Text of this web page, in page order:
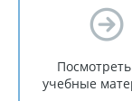
учебные